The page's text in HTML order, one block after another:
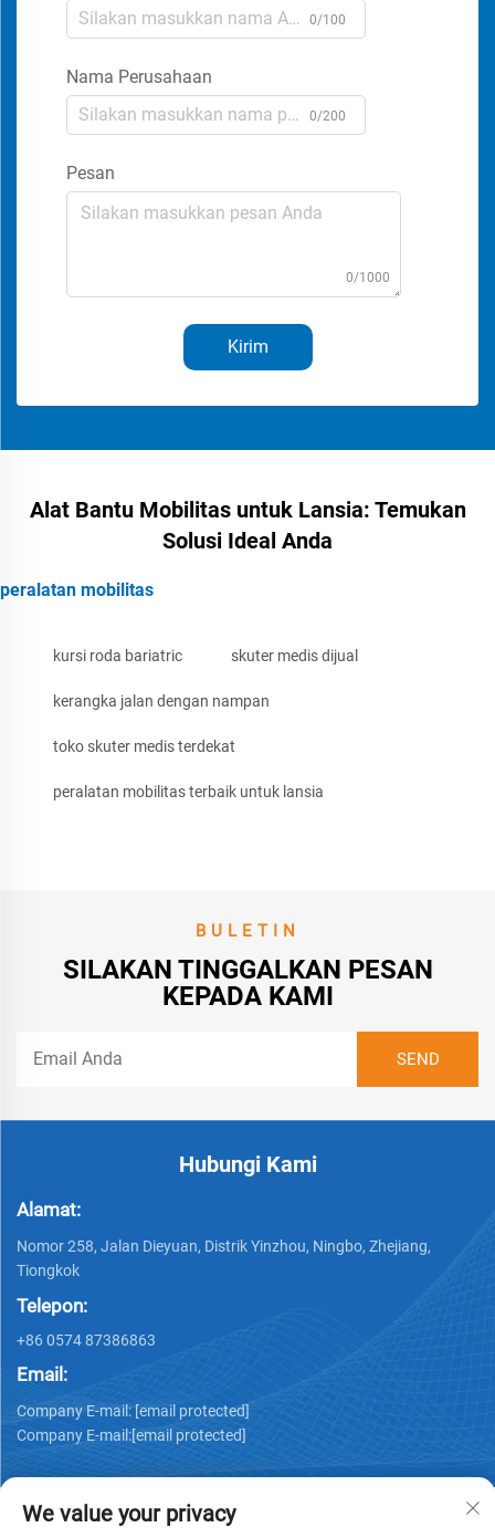
0/100
Nama Perusahaan
0/200
Pesan
0/1000
Kirim
Alat Bantu Mobilitas untuk Lansia: Temukan
Solusi Ideal Anda
peralatan mobilitas
kursi roda bariatric skuter medis dijual
kerangka jalan dengan nampan
toko skuter medis terdekat
peralatan mobilitas terbaik untuk lansia
BULETIN
SILAKAN TINGGALKAN PESAN
KEPADA KAMI
Hubungi Kami
Alamat:
Nomor 258, Jalan Dieyuan, Distrik Yinzhou, Ningbo, Zhejiang,
Tiongkok
Telepon:
+86 0574 87386863
Email:
Company E-mail: [email protected]
Company E-mail:[email protected]
We value your privacy